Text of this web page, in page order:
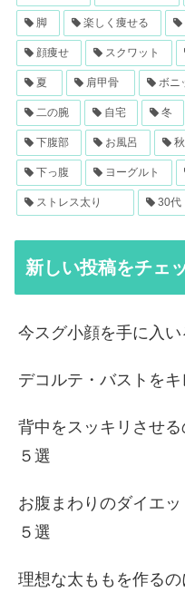
脚 楽しく痩せる
顔痩せ スクワット
夏 肩甲骨 ボニ
二の腕 自宅 冬
下腹部 お風呂 秋
下っ腹 ヨーグルト
ストレス太り 30代
新しい投稿をチェ
今スグ小顔を手に入
デコルテ・バストを
背中をスッキリさせ
５選
お腹まわりのダイエ
５選
理想な太ももを作る